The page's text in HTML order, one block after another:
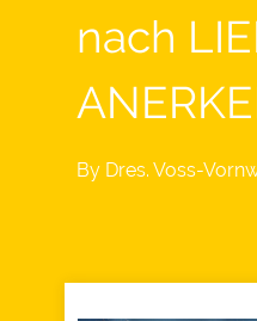
nach
By Dres. Voss-